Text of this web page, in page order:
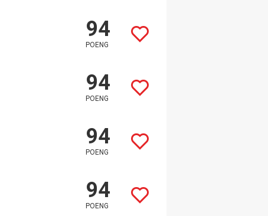
94
POENG
94
POENG
94
POENG
94
POENG